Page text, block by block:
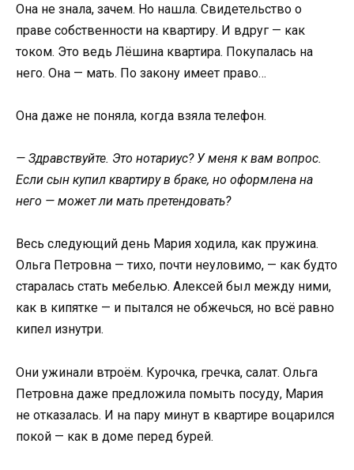
Она не знала, зачем. Но нашла. Свидетельство о
праве собственности на квартиру. И вдруг — как
током. Это ведь Лёшина квартира. Покупалась на
него. Она — мать. По закону имеет право…
Она даже не поняла, когда взяла телефон.
— Здравствуйте. Это нотариус? У меня к вам вопрос.
Если сын купил квартиру в браке, но оформлена на
него — может ли мать претендовать?
Весь следующий день Мария ходила, как пружина.
Ольга Петровна — тихо, почти неуловимо, — как будто
старалась стать мебелью. Алексей был между ними,
как в кипятке — и пытался не обжечься, но всё равно
кипел изнутри.
Они ужинали втроём. Курочка, гречка, салат. Ольга
Петровна даже предложила помыть посуду, Мария
не отказалась. И на пару минут в квартире воцарился
покой — как в доме перед бурей.